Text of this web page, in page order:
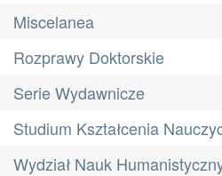
Miscelanea
Rozprawy Doktorskie
Serie Wydawnicze
Studium Kształcenia
Wydział Nauk